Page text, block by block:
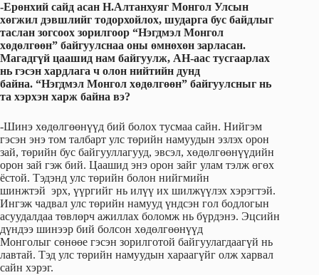
-Ерөнхий сайд асан Н.Алтанхуяг Монгол Улсын
хөгжил дэвшлийг тодорхойлох, шударга бус байдлыг
таслан зогсоох зорилгоор “Нэгдмэл Монгол
хөдөлгөөн” байгуулснаа оны өмнөхөн зарласан.
Магадгүй цаашид нам байгуулж, АН-аас тусгаарлах
нь гэсэн хардлага ч олон нийтийн дунд
байна. “Нэгдмэл Монгол хөдөлгөөн” байгуулсныг нь
та хэрхэн харж байна вэ?
-Шинэ хөдөлгөөнүүд бий болох тусмаа сайн. Нийгэм
гэсэн энэ том талбарт улс төрийн намуудын эзлэх орон
зай, төрийн бус байгууллагууд, эвсэл, хөдөлгөөнүүдийн
орон зай гэж бий. Цаашид энэ орон зайг улам тэлж өгөх
ёстой. Тэдэнд улс төрийн болон нийгмийн
шинжтэй эрх, үүргийг нь илүү их шилжүүлэх хэрэгтэй.
Ингэж чадвал улс төрийн намууд үндсэн гол бодлогын
асуудалдаа төвлөрч ажиллах боломж нь бүрдэнэ. Эцсийн
дүндээ шинээр бий болсон хөдөлгөөнүүд
Монголыг сөнөөе гэсэн зорилготой байгуулагдаагүй нь
лавтай. Тэд улс төрийн намуудын хараагүйг олж харвал
сайн хэрэг.